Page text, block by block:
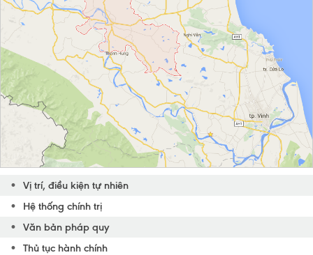
Vị trí, điều kiện tự nhiên
Hệ thống chính trị
Văn bản pháp quy
Thủ tục hành chính